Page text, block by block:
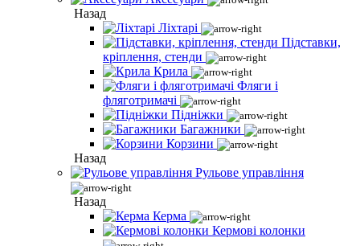
Назад
Ліхтарі
Підставки,
кріплення, стенди
Крила
Фляги і
фляготримачі
Підніжки
Багажники
Корзини
Назад
Рульове управління
Назад
Керма
Кермові колонки